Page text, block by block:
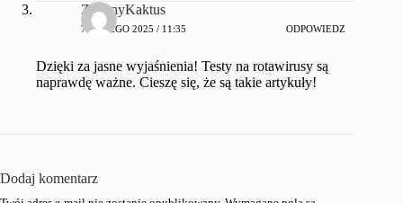
ZielonyKaktus
7 LUTEGO 2025 / 11:35 ODPOWIEDZ
Dzięki za jasne wyjaśnienia! Testy na rotawirusy są
naprawdę ważne. Cieszę się, że są takie artykuły!
Dodaj komentarz